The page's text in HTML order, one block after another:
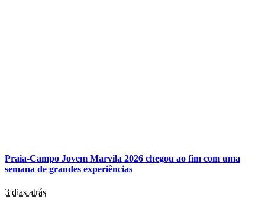
Praia-Campo Jovem Marvila 2026 chegou ao fim com uma
semana de grandes experiências
3 dias atrás